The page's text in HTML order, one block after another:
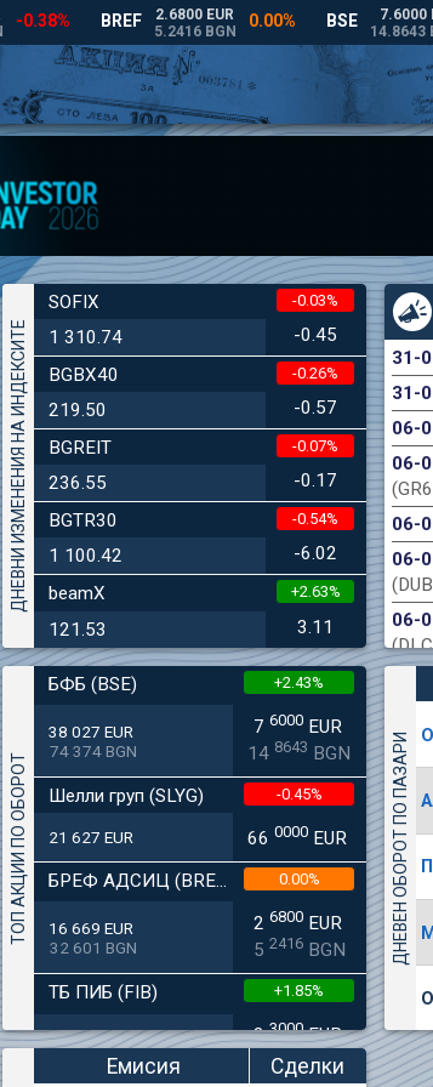
Актуално
Българска фондова борса
дружеството към 30.06.2026 г.
ДНЕВНИ ИЗМЕНЕНИЯ НА ИНДЕКСИТЕ
SOFIX
1 310.74
-0.03%
-0.45
BGBX40
219.50
-0.26%
-0.57
BGREIT
236.55
-0.07%
-0.17
BGTR30
1 100.42
-0.54%
-6.02
beamX
121.53
+2.63%
3.11
31-
31-
06-
06-
06-
06-
06-
ТОП АКЦИИ ПО ОБОРОТ
БФБ (BSE)
38 027 EUR
74 374 BGN
+2.43%
7 6000EUR
14 8643 BGN
Шелли груп (SLYG)
21 627 EUR
-0.45%
660000 EUR
БРЕФ АДСИЦ (BREF)
16 669 EUR
32 601 BGN
0.00%
2 6800EUR
5 2416BGN
ТБ ПИБ (FIB)
11 715 EUR
22 912 BGN
+1.85%
33000EUR
4542 BGN
ДНЕВЕН ОБОРОТ ПО ПАЗАРИ
Емисия Сделки